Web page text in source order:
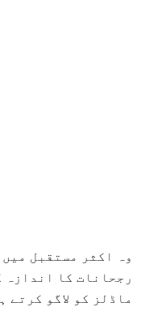
وہ اکثر مستقبل
رجحانات کا
ماڈلز کو لاگو کرتے